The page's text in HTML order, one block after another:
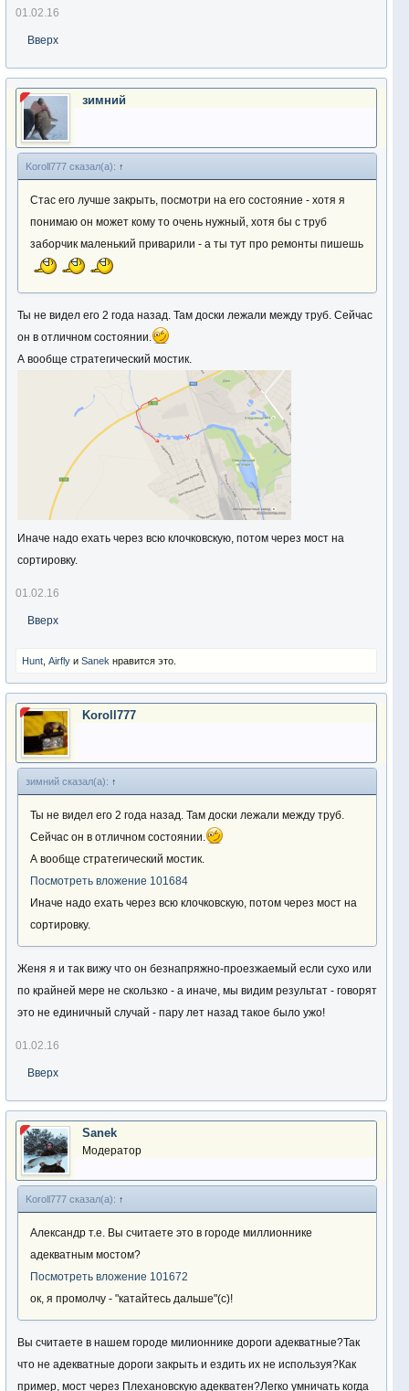
01.02.16
Вверх
зимний
Koroll777 сказал(а): ↑
Стас его лучше закрыть, посмотри на его состояние - хотя я
понимаю он может кому то очень нужный, хотя бы с труб
заборчик маленький приварили - а ты тут про ремонты пишешь
Ты не видел его 2 года назад. Там доски лежали между труб. Сейчас
он в отличном состоянии.
А вообще стратегический мостик.
Иначе надо ехать через всю клочковскую, потом через мост на
сортировку.
01.02.16
Вверх
Hunt Airfly и Sanek нравится это.
Koroll777
зимний сказал(а): ↑
Ты не видел его 2 года назад. Там доски лежали между труб.
Сейчас он в отличном состоянии.
А вообще стратегический мостик.
Посмотреть вложение 101684
Иначе надо ехать через всю клочковскую, потом через мост на
сортировку.
Женя я и так вижу что он безнапряжно-проезжаемый если сухо или
по крайней мере не скользко - а иначе, мы видим результат - говорят
это не единичный случай - пару лет назад такое было ужо!
01.02.16
Вверх
Sanek
Модератор
Koroll777 сказал(а): ↑
Александр т.е. Вы считаете это в городе миллионнике
адекватным мостом?
Посмотреть вложение 101672
ок, я промолчу - "катайтесь дальше"(с)!
Вы считаете в нашем городе милионнике дороги адекватные?Так
что не адекватные дороги закрыть и ездить их не используя?Как
пример, мост через Плехановскую адекватен?Легко умничать когда